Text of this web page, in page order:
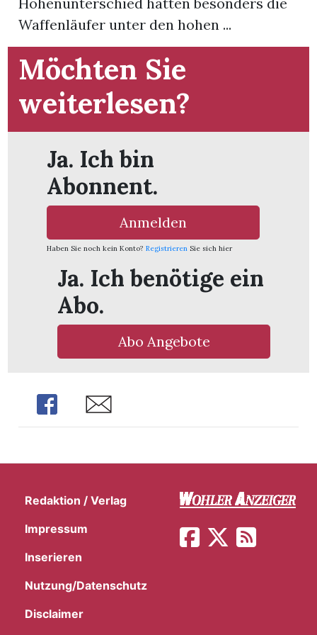
Waffenläufer unter den hohen ...
Möchten Sie
weiterlesen?
Ja. Ich bin
Abonnent.
Anmelden
Haben Sie noch kein Konto? Registrieren Sie sich hier
Ja. Ich benötige ein
Abo.
Abo Angebote
Share Share
Redaktion / Verlag
Impressum
Inserieren
Nutzung/Datenschutz
Disclaimer